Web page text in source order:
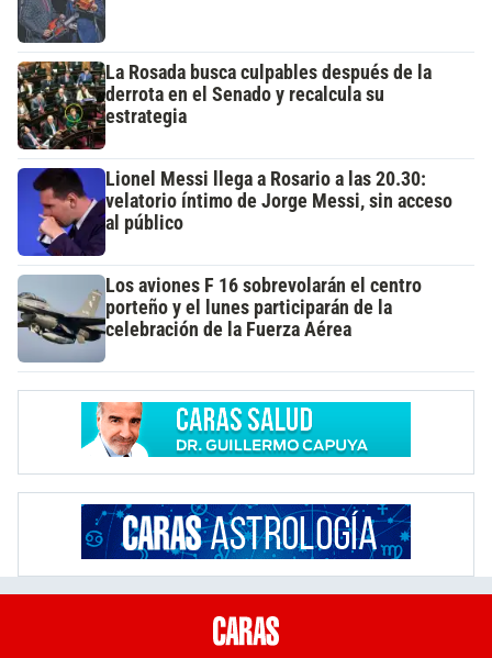
La Rosada busca culpables después de la
derrota en el Senado y recalcula su
estrategia
Lionel Messi llega a Rosario a las 20.30:
velatorio íntimo de Jorge Messi, sin acceso
al público
Los aviones F 16 sobrevolarán el centro
porteño y el lunes participarán de la
celebración de la Fuerza Aérea